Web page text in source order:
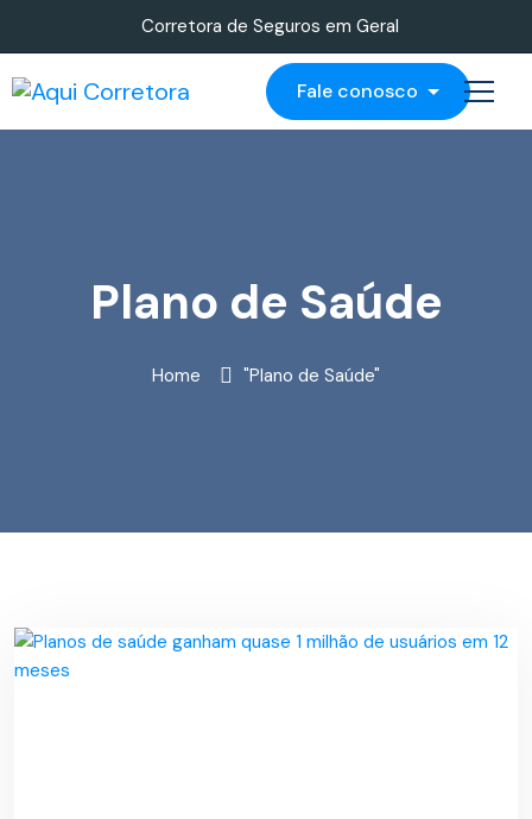
Corretora de Seguros em Geral
Fale conosco
Plano de Saúde
Home "Plano de Saúde"